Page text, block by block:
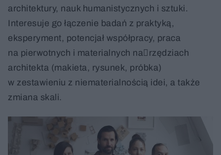
architektury, nauk humanistycznych i sztuki.
Interesuje go łączenie badań z praktyką,
eksperyment, potencjał współpracy, praca
na pierwotnych i materialnych na￾rzędziach
architekta (makieta, rysunek, próbka)
w zestawieniu z niematerialnością idei, a także
zmiana skali.